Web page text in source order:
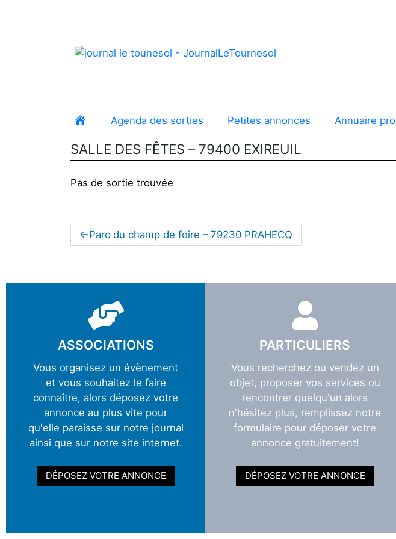
Accueil Agenda des sorties Petites annonces Annuaire pro
SALLE DES FÊTES – 79400 EXIREUIL
Pas de sortie trouvée
Parc du champ de foire – 79230 PRAHECQ
ASSOCIATIONS
Vous organisez un évènement
et vous souhaitez le faire
connaître, alors déposez votre
annonce au plus vite pour
qu'elle paraisse sur notre journal
ainsi que sur notre site internet.
DÉPOSEZ VOTRE ANNONCE
PARTICULIERS
Vous recherchez ou vendez un
objet, proposer vos services ou
rencontrer quelqu'un alors
n'hésitez plus, remplissez notre
formulaire pour déposer votre
annonce gratuitement!
DÉPOSEZ VOTRE ANNONCE